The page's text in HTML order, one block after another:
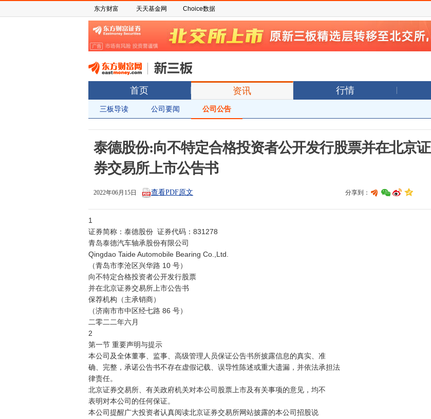
东方财富 天天基金网 Choice数据
首页 资讯 行情
三板导读 公司要闻 公司公告
泰德股份:向不特定合格投资者公开发行股票并在北京证
券交易所上市公告书
2022年06月15日 查看PDF原文 分享到：
1
证券简称：泰德股份  证券代码：831278
青岛泰德汽车轴承股份有限公司
Qingdao Taide Automobile Bearing Co.,Ltd.
（青岛市李沧区兴华路 10 号）
向不特定合格投资者公开发行股票
并在北京证券交易所上市公告书
保荐机构（主承销商）
（济南市市中区经七路 86 号）
二零二二年六月
2
第一节 重要声明与提示
本公司及全体董事、监事、高级管理人员保证公告书所披露信息的真实、准
确、完整，承诺公告书不存在虚假记载、误导性陈述或重大遗漏，并依法承担法
律责任。
北京证券交易所、有关政府机关对本公司股票上市及有关事项的意见，均不
表明对本公司的任何保证。
本公司提醒广大投资者认真阅读北京证券交易所网站披露的本公司招股说